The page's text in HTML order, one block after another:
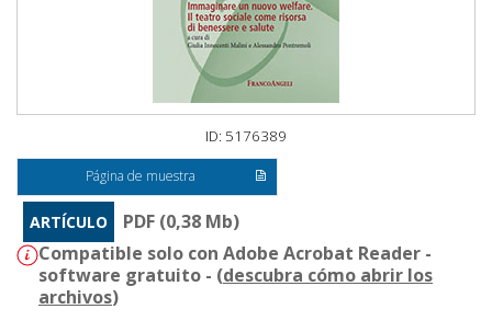
ID: 5176389
Página de muestra
ARTÍCULO
PDF (0,38 Mb)
Compatible solo con Adobe Acrobat Reader -
software gratuito - (descubra cómo abrir los
archivos)